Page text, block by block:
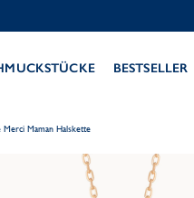
BESTSELLER
Merci Maman Halskette